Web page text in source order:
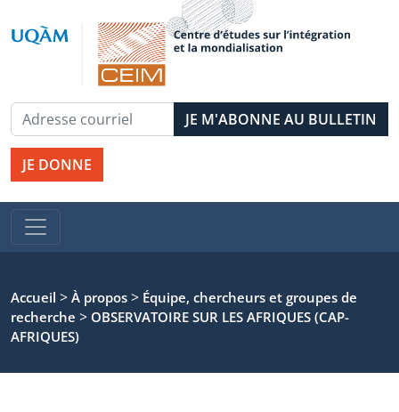
JE DONNE
Accueil > À propos > Équipe, chercheurs et groupes de
recherche > OBSERVATOIRE SUR LES AFRIQUES (CAP-
AFRIQUES)